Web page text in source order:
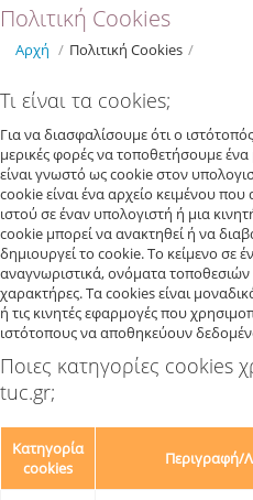
Πολιτική Cookies
Αρχή / Πολιτική Cookies /
Τι είναι τα cookies;
Για να διασφαλίσουμε ότι ο
μερικές φορές να τοποθετήσουμε
είναι γνωστό ως cookie στον
cookie είναι ένα αρχείο κειμένου
ιστού σε έναν υπολογιστή ή μια
cookie μπορεί να ανακτηθεί ή να
δημιουργεί το cookie. Το κείμενο σε
αναγνωριστικά, ονόματα τοποθεσιών
χαρακτήρες. Τα cookies είναι
ή τις κινητές εφαρμογές που
ιστότοπους να αποθηκεύουν
Ποιες κατηγορίες cookies
tuc.gr;
Κατηγορία
cookies
Περιγραφή/